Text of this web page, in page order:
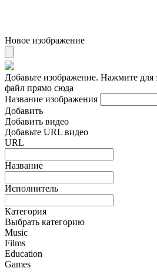
Новое изображение
Добавьте изображение. Нажмите для
файл прямо сюда
Название изображения
Добавить
Добавить видео
Добавьте URL видео
URL
Название
Исполнитель
Категория
Выбрать категорию
Music
Films
Education
Games